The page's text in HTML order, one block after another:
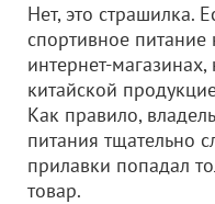
Нет, это страшилка.
спортивное
интернет-
китайской
Как правило,
питания тщательно
прилавки попадал
товар.